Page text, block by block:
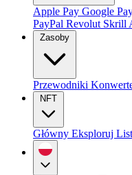
Apple Pay Google
PayPal Revolut Skrill
Zasoby
Przewodniki
NFT
Główny Eksploruj